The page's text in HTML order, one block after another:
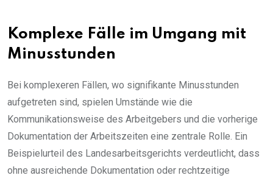
Komplexe Fälle im Umgang mit
Minusstunden
Bei komplexeren Fällen, wo signifikante Minusstunden
aufgetreten sind, spielen Umstände wie die
Kommunikationsweise des Arbeitgebers und die vorherige
Dokumentation der Arbeitszeiten eine zentrale Rolle. Ein
Beispielurteil des Landesarbeitsgerichts verdeutlicht, dass
ohne ausreichende Dokumentation oder rechtzeitige